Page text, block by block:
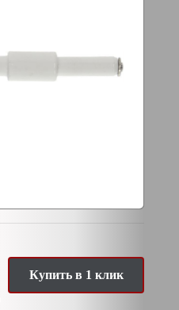
Купить в 1 клик